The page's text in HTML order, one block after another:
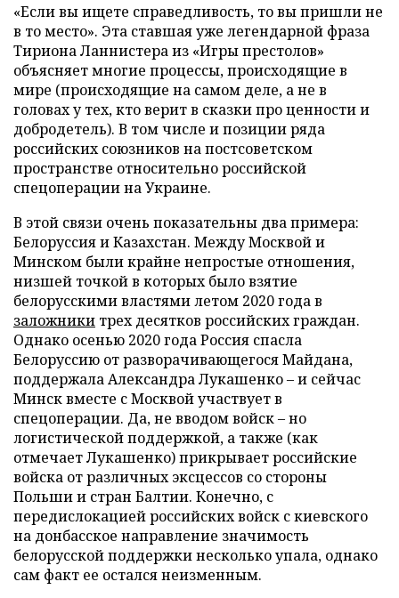
«Если вы ищете справедливость, то вы пришли не
в то место». Эта ставшая уже легендарной фраза
Тириона Ланнистера из «Игры престолов»
объясняет многие процессы, происходящие в
мире (происходящие на самом деле, а не в
головах у тех, кто верит в сказки про ценности и
добродетель). В том числе и позиции ряда
российских союзников на постсоветском
пространстве относительно российской
спецоперации на Украине.
В этой связи очень показательны два примера:
Белоруссия и Казахстан. Между Москвой и
Минском были крайне непростые отношения,
низшей точкой в которых было взятие
белорусскими властями летом 2020 года в
заложники трех десятков российских граждан.
Однако осенью 2020 года Россия спасла
Белоруссию от разворачивающегося Майдана,
поддержала Александра Лукашенко – и сейчас
Минск вместе с Москвой участвует в
спецоперации. Да, не вводом войск – но
логистической поддержкой, а также (как
отмечает Лукашенко) прикрывает российские
войска от различных эксцессов со стороны
Польши и стран Балтии. Конечно, с
передислокацией российских войск с киевского
на донбасское направление значимость
белорусской поддержки несколько упала, однако
сам факт ее остался неизменным.